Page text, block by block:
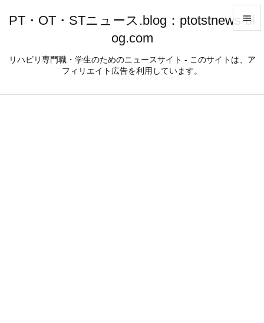
PT・OT・STニュース.blog：ptotstnews-bl
og.com
リハビリ専門職・学生のためのニュースサイト - このサイトは、ア
フィリエイト広告を利用しています。
